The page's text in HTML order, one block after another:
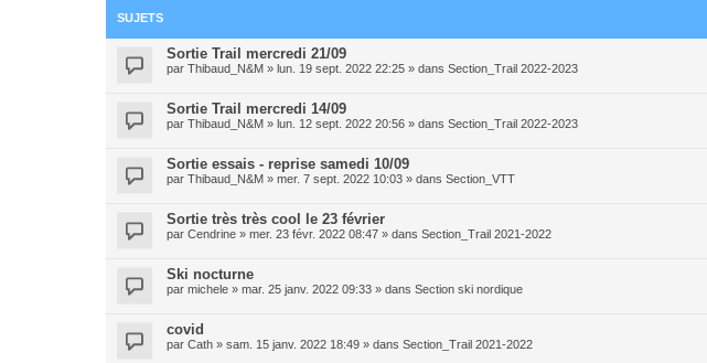
SUJETS
Sortie Trail mercredi 21/09
par Thibaud_N&M » lun. 19 sept. 2022 22:25 » dans Section_Trail 2022-2023
Sortie Trail mercredi 14/09
par Thibaud_N&M » lun. 12 sept. 2022 20:56 » dans Section_Trail 2022-2023
Sortie essais - reprise samedi 10/09
par Thibaud_N&M » mer. 7 sept. 2022 10:03 » dans Section_VTT
Sortie très très cool le 23 février
par Cendrine » mer. 23 févr. 2022 08:47 » dans Section_Trail 2021-2022
Ski nocturne
par michele » mar. 25 janv. 2022 09:33 » dans Section ski nordique
covid
par Cath » sam. 15 janv. 2022 18:49 » dans Section_Trail 2021-2022